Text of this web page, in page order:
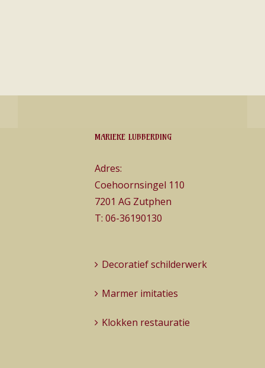
MARIEKE LUBBERDING
Adres:
Coehoornsingel 110
7201 AG Zutphen
T: 06-36190130
Decoratief schilderwerk
Marmer imitaties
Klokken restauratie